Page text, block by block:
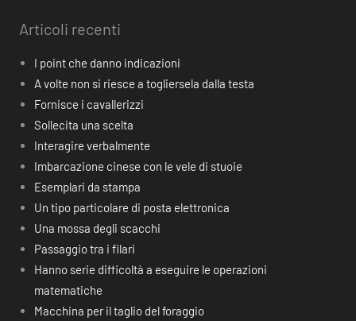
Articoli recenti
I point che danno indicazioni
A volte non si riesce a togliersela dalla testa
Fornisce i cavallerizzi
Sollecita una scelta
Interagire verbalmente
Imbarcazione cinese con le vele di stuoie
Esemplari da stampa
Un tipo particolare di posta elettronica
Una mossa degli scacchi
Passaggio tra i filari
Hanno serie difficoltà a eseguire le operazioni
matematiche
Macchina per il taglio del foraggio